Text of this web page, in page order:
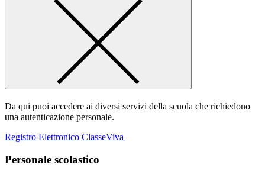
Da qui puoi accedere ai diversi servizi della scuola che richiedono
una autenticazione personale.
Registro Elettronico ClasseViva
Personale scolastico